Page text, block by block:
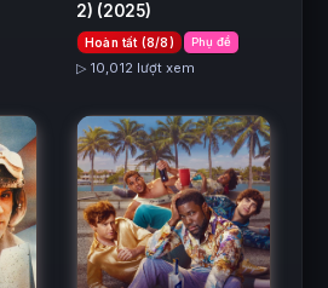
2) (2025)
Hoàn tất (8/8) Phụ đề
▷ 10,012 lượt xem